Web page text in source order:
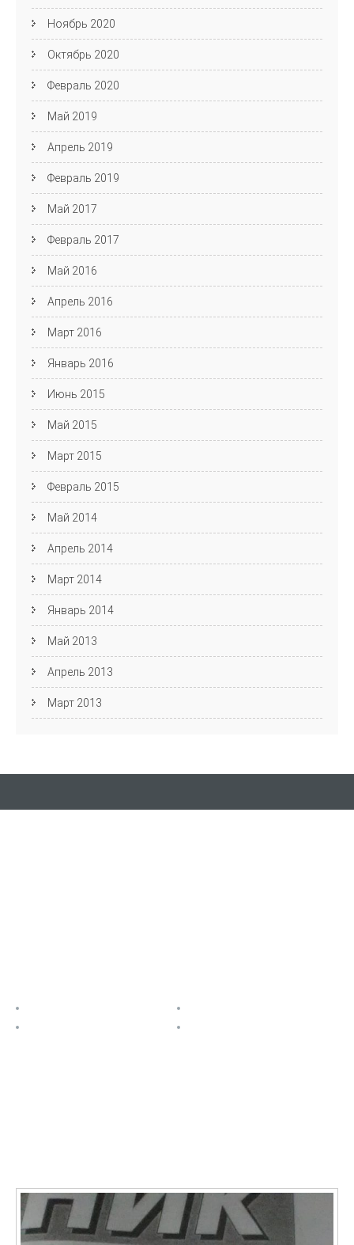
Ноябрь 2020
Октябрь 2020
Февраль 2020
Май 2019
Апрель 2019
Февраль 2019
Май 2017
Февраль 2017
Май 2016
Апрель 2016
Март 2016
Январь 2016
Июнь 2015
Май 2015
Март 2015
Февраль 2015
Май 2014
Апрель 2014
Март 2014
Январь 2014
Май 2013
Апрель 2013
Март 2013